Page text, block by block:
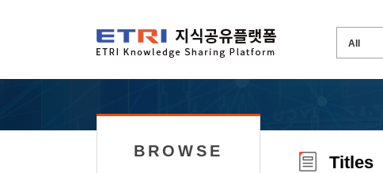
BROWSE
Titles